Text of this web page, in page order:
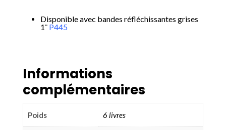
Disponible avec bandes réfléchissantes grises
1¨ P445
Informations
complémentaires
Poids 6 livres